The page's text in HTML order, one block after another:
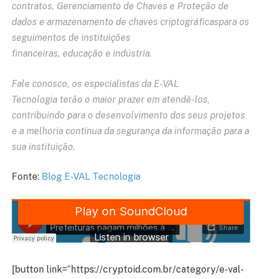
contratos, Gerenciamento de Chaves e Proteção de
dados e armazenamento de chaves criptográficaspara os
seguimentos de instituições
financeiras, educação e indústria.
Fale conosco, os especialistas da E-VAL
Tecnologia terão o maior prazer em atendê-los,
contribuindo para o desenvolvimento dos seus projetos
e a melhoria contínua da segurança da informação para a
sua instituição.
Fonte: Blog E-VAL Tecnologia
[button link=”https://cryptoid.com.br/category/e-val-